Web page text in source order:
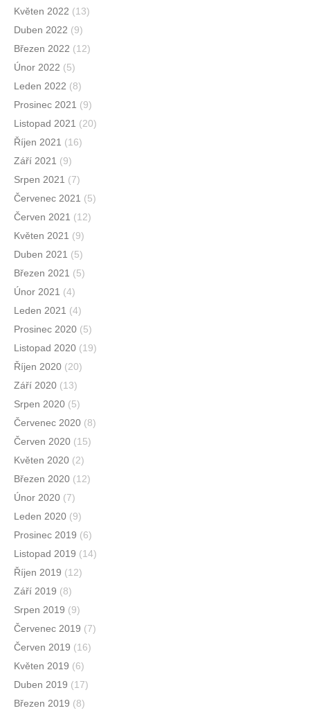
Květen 2022 (13)
Duben 2022 (9)
Březen 2022 (12)
Únor 2022 (5)
Leden 2022 (8)
Prosinec 2021 (9)
Listopad 2021 (20)
Říjen 2021 (16)
Září 2021 (9)
Srpen 2021 (7)
Červenec 2021 (5)
Červen 2021 (12)
Květen 2021 (9)
Duben 2021 (5)
Březen 2021 (5)
Únor 2021 (4)
Leden 2021 (4)
Prosinec 2020 (5)
Listopad 2020 (19)
Říjen 2020 (20)
Září 2020 (13)
Srpen 2020 (5)
Červenec 2020 (8)
Červen 2020 (15)
Květen 2020 (2)
Březen 2020 (12)
Únor 2020 (7)
Leden 2020 (9)
Prosinec 2019 (6)
Listopad 2019 (14)
Říjen 2019 (12)
Září 2019 (8)
Srpen 2019 (9)
Červenec 2019 (7)
Červen 2019 (16)
Květen 2019 (6)
Duben 2019 (17)
Březen 2019 (8)